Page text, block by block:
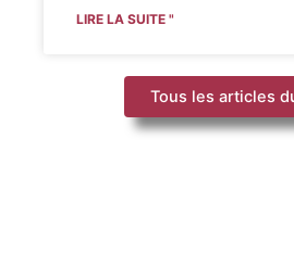
LIRE LA SUITE "
Tous les articles